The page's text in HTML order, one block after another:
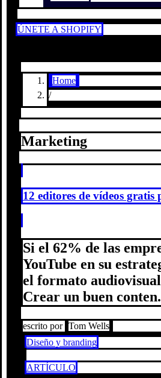
ÚNETE A SHOPIFY
Home
/
Marketing
12 editores de vídeos gratis
Si el 62% de las
YouTube en su
el formato
Crear un buen
escrito por Tom Wells
Diseño y branding
ARTÍCULO